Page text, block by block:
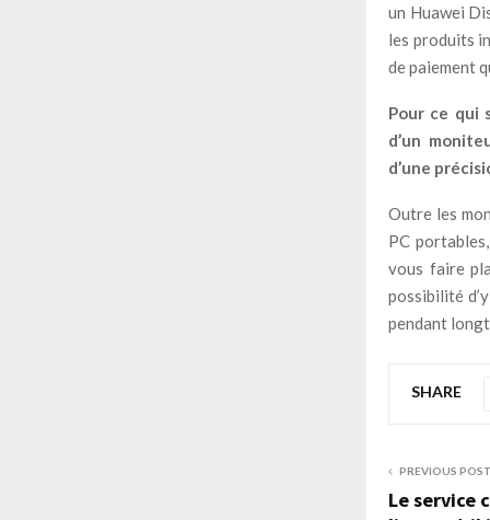
un Huawei
les produits
de paiement
Pour ce qui
d’un
d’une
Outre les
PC
vous faire
possibilité
pendant
SHARE
PREVIOUS
Le service